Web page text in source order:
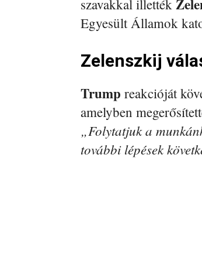
szavakkal illették
Egyesült Államok
Zelenszkij
Trump reakcióját
amelyben
„Folytatjuk a
további lépések